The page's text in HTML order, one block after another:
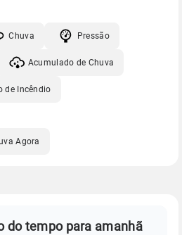
Chuva Pressão
Acumulado de Chuva
de Incêndio
Agora
do tempo para amanhã